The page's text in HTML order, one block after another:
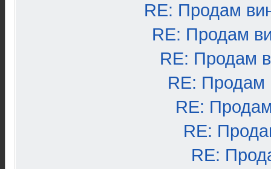
RE: Продам
RE: Продам
RE: Продам
RE: Продам
RE:
RE:
RE: